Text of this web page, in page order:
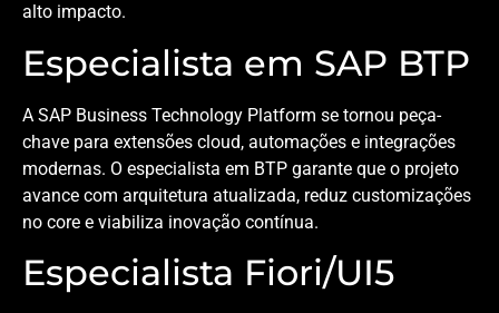
alto impacto.
Especialista em SAP BTP
A SAP Business Technology Platform se tornou peça-
chave para extensões cloud, automações e integrações
modernas. O especialista em BTP garante que o projeto
avance com arquitetura atualizada, reduz customizações
no core e viabiliza inovação contínua.
Especialista Fiori/UI5